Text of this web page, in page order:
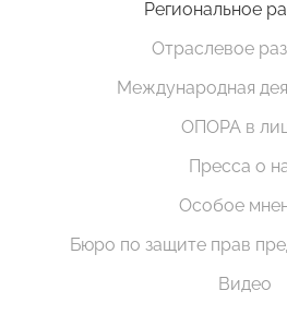
Региональное
Отраслевое
Международная
ОПОРА в
Пресса о
Особое
Бюро по защите прав
Видео